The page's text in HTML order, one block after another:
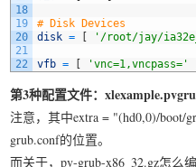
18
19
20
21
22
# Disk Devices
disk = [ '/root/jay/
vfb = [ 'vnc=1,vncpass='
第3种配置文件：
注意，其中extra = "(hd0,0)/boot/
grub.conf的位置。
而关于，pv-grub-x86_32.gz怎么